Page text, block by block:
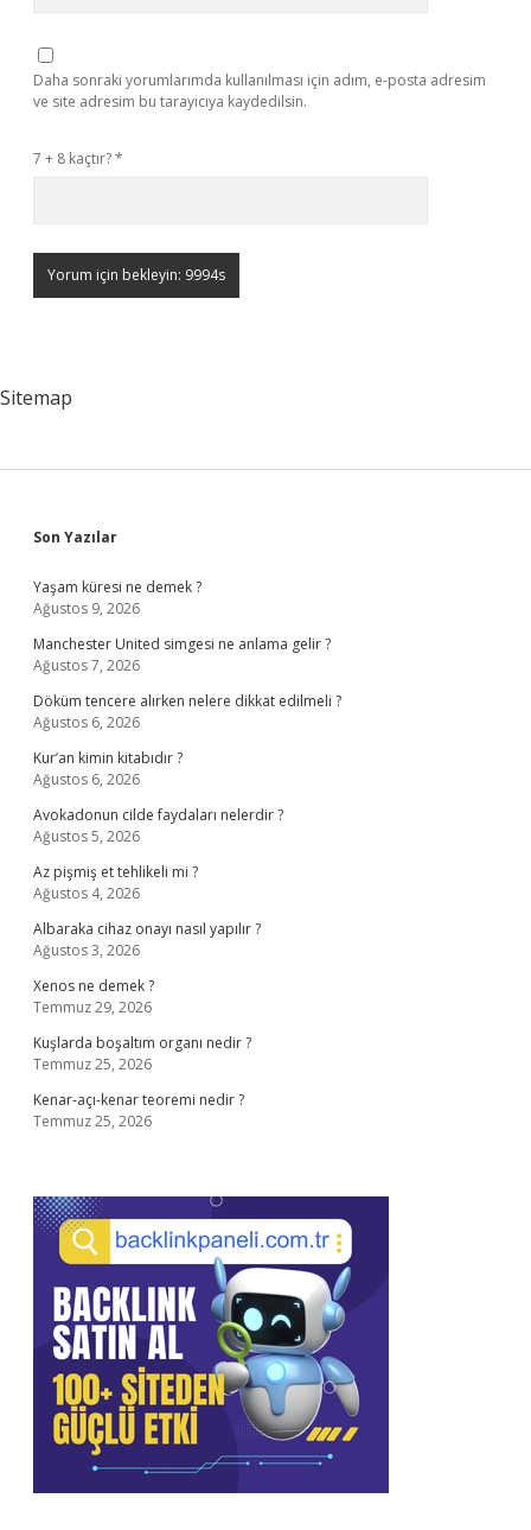
Daha sonraki yorumlarımda kullanılması için adım, e-posta adresim
ve site adresim bu tarayıcıya kaydedilsin.
7 + 8 kaçtır?*
Sitemap
Sidebar
Son Yazılar
Yaşam küresi ne demek ?
Ağustos 9, 2026
Manchester United simgesi ne anlama gelir ?
Ağustos 7, 2026
Döküm tencere alırken nelere dikkat edilmeli ?
Ağustos 6, 2026
Kur’an kimin kitabıdır ?
Ağustos 6, 2026
Avokadonun cilde faydaları nelerdir ?
Ağustos 5, 2026
Az pişmiş et tehlikeli mi ?
Ağustos 4, 2026
Albaraka cihaz onayı nasıl yapılır ?
Ağustos 3, 2026
Xenos ne demek ?
Temmuz 29, 2026
Kuşlarda boşaltım organı nedir ?
Temmuz 25, 2026
Kenar-açı-kenar teoremi nedir ?
Temmuz 25, 2026